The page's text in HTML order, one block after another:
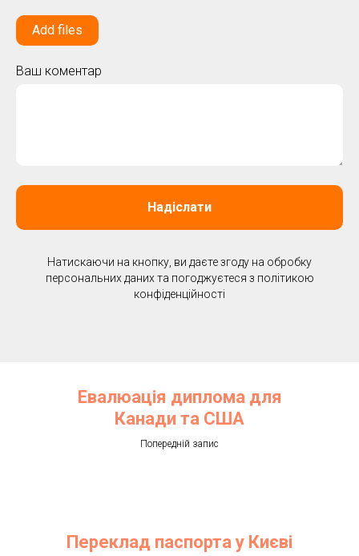
Add files
Ваш коментар
Надіслати
Натискаючи на кнопку, ви даєте згоду на обробку
персональних даних та погоджуєтеся з політикою
конфіденційності
Евалюація диплома для
Канади та США
Попередній запис
Переклад паспорта у Києві